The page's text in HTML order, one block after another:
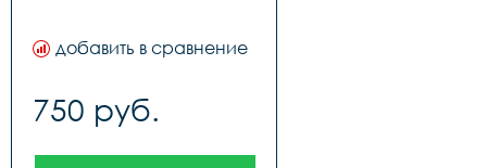
добавить в сравнение
750 руб.